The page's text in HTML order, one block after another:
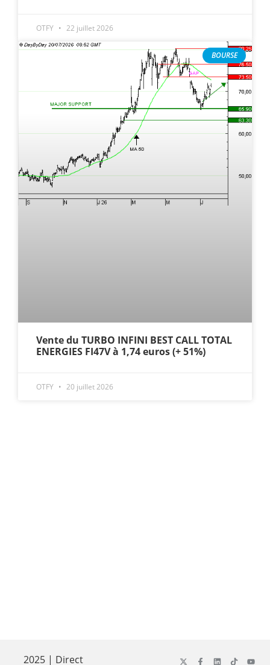
OTFY 22 juillet 2026
BOURSE
Vente du TURBO INFINI BEST CALL TOTAL
ENERGIES FI47V à 1,74 euros (+ 51%)
OTFY 20 juillet 2026
2025 | Direct